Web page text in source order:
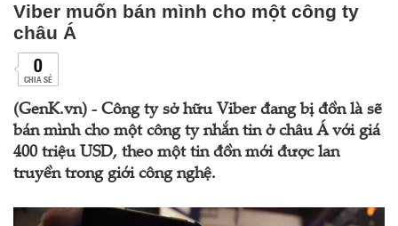
Viber muốn bán mình cho một công ty
châu Á
0
CHIA SẺ
(GenK.vn) - Công ty sở hữu Viber đang bị đồn là sẽ
bán mình cho một công ty nhắn tin ở châu Á với giá
400 triệu USD, theo một tin đồn mới được lan
truyền trong giới công nghệ.